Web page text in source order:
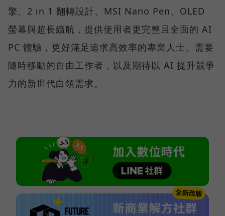
擎、2 in 1 翻轉設計、MSI Nano Pen、OLED
螢幕與超長續航，提供使用者更完整且全面的 AI
PC 體驗，更好滿足追求高效率的專業人士、需要
隨時移動的自由工作者，以及期待以 AI 提升競爭
力的新世代白領需求。